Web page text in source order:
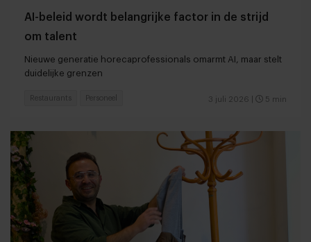
AI-beleid wordt belangrijke factor in de strijd
om talent
Nieuwe generatie horecaprofessionals omarmt AI, maar stelt
duidelijke grenzen
3 juli 2026 5 min
Restaurants Personeel